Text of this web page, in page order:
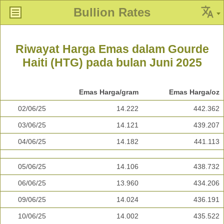
Bullion Rates
Riwayat Harga Emas dalam Gourde
Haiti (HTG) pada bulan Juni 2025
Emas Harga/gram Emas Harga/oz
02/06/25 14.222 442.362
03/06/25 14.121 439.207
04/06/25 14.182 441.113
05/06/25 14.106 438.732
06/06/25 13.960 434.206
09/06/25 14.024 436.191
10/06/25 14.002 435.522